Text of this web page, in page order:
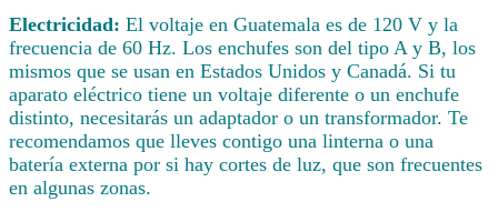
Electricidad: El voltaje en Guatemala es de 120 V y la
frecuencia de 60 Hz. Los enchufes son del tipo A y B, los
mismos que se usan en Estados Unidos y Canadá. Si tu
aparato eléctrico tiene un voltaje diferente o un enchufe
distinto, necesitarás un adaptador o un transformador. Te
recomendamos que lleves contigo una linterna o una
batería externa por si hay cortes de luz, que son frecuentes
en algunas zonas.